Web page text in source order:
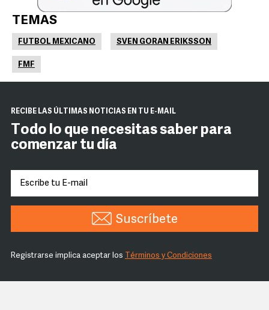
TEMAS
FUTBOL MEXICANO SVEN GORAN ERIKSSON
FMF
RECIBE LAS ÚLTIMAS NOTICIAS EN TU E-MAIL
Todo lo que necesitas saber para
comenzar tu día
Suscríbete
Registrarse implica aceptar los Términos y Condiciones